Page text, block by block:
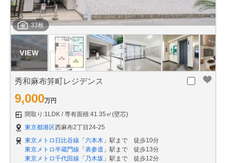
33枚
秀和麻布笄町レジデンス
9,000万円
間取り:1LDK
専有面積:41.35㎡(壁芯)
東京都港区西麻布2丁目24-25
東京メトロ日比谷線 「 六本木 」駅まで 徒歩10分
東京メトロ半蔵門線 「 表参道 」駅まで 徒歩13分
東京メトロ千代田線 「 乃木坂 」駅まで 徒歩12分